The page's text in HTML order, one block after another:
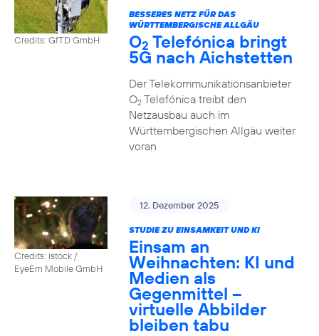
Credits: GfTD GmbH
BESSERES NETZ FÜR DAS
WÜRTTEMBERGISCHE ALLGÄU
O2 Telefónica bringt
5G nach Aichstetten
Der Telekommunikationsanbieter
O2Telefónica treibt den
Netzausbau auch im
Württembergischen Allgäu weiter
voran
Credits: istock /
EyeEm Mobile GmbH
12. Dezember 2025
STUDIE ZU EINSAMKEIT UND KI
Einsam an
Weihnachten: KI und
Medien als
Gegenmittel –
virtuelle Abbilder
bleiben tabu